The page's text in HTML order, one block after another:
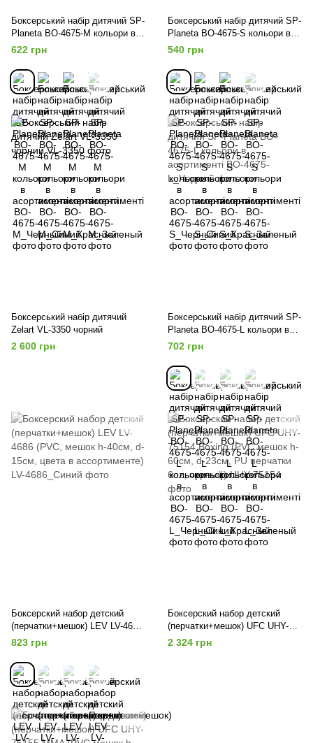
Боксерський набір дитячий SP-
Planeta BO-4675-M кольори в
асортименті
622 грн
Боксерський набір дитячий SP-
Planeta BO-4675-S кольори в
асортименті
540 грн
Боксерський набір дитячий
Zelart VL-3350 чорний
2 600 грн
Боксерський набір дитячий SP-
Planeta BO-4675-L кольори в
асортименті
702 грн
Боксерский набор детский
(перчатки+мешок) LEV LV-4686
(PVC, мешок h-40см, d-15см,
цвета в ассортименте)
823 грн
Боксерский набор детский
(перчатки+мешок) UFC UHY-
75154 Boxing (PVC мешок h-
60см, d-23см, PU перчатки 6oz,
2 324 грн